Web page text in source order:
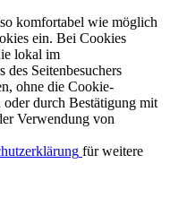
komfortabel wie möglich
ein. Bei Cookies
lokal im
des Seitenbesuchers
ohne die Cookie-
durch Bestätigung mit
Verwendung von
für weitere